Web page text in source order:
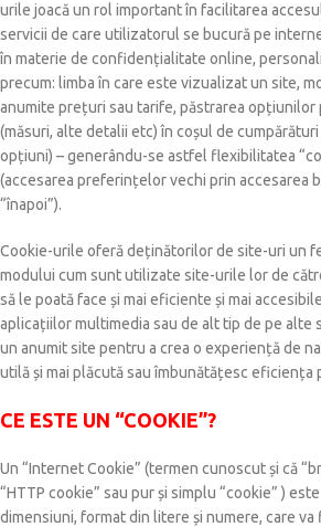
urile joacă un rol important în facilitarea
servicii de care utilizatorul se bucură pe
în materie de confidențialitate online,
precum: limba în care este vizualizat un site,
anumite prețuri sau tarife, păstrarea
(măsuri, alte detalii etc) în coșul de
opțiuni) – generându-se astfel flexibilitatea
(accesarea preferințelor vechi prin accesarea
“înapoi”).
Cookie-urile oferă deținătorilor de site-uri un
modului cum sunt utilizate site-urile lor de
să le poată face și mai eficiente și mai
aplicațiilor multimedia sau de alt tip de pe alte
un anumit site pentru a crea o experiență de
utilă și mai plăcută sau îmbunătățesc eficiența
CE ESTE UN “COOKIE”?
Un “Internet Cookie” (termen cunoscut și că
“HTTP cookie” sau pur și simplu “cookie” )
dimensiuni, format din litere și numere, care